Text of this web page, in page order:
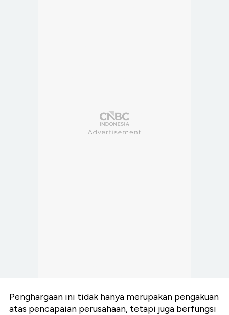
Penghargaan ini tidak hanya merupakan pengakuan
atas pencapaian perusahaan, tetapi juga berfungsi